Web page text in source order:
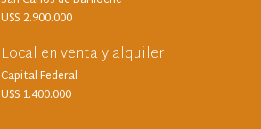
U$S 2.900.000
Local en venta y alquiler
Capital Federal
U$S 1.400.000